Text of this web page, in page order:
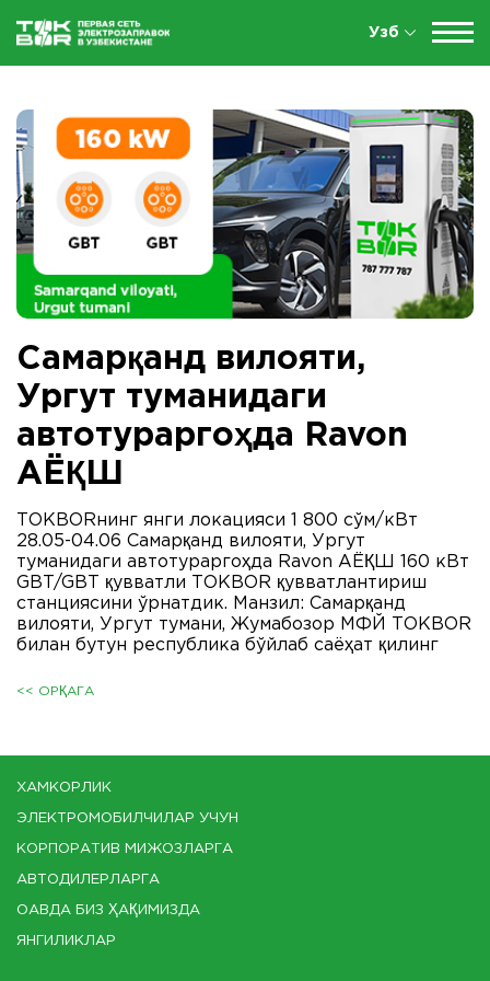
Узб
Самарқанд вилояти,
Ургут туманидаги
автотураргоҳда Ravon
AЁҚШ
ТОКBORнинг янги локацияси 1 800 сўм/кВт
28.05-04.06 Самарқанд вилояти, Ургут
туманидаги автотураргоҳда Ravon AЁҚШ 160 кВт
GBT/GBT қувватли ТОКBOR қувватлантириш
станциясини ўрнатдик. Манзил: Самарқанд
вилояти, Ургут тумани, Жумабозор МФЙ ТОКBOR
билан бутун республика бўйлаб саёҳат қилинг
<< ОРҚАГА
ХАМКОРЛИК
ЭЛЕКТРОМОБИЛЧИЛАР УЧУН
КОРПОРАТИВ МИЖОЗЛАРГА
АВТОДИЛЕРЛАРГА
ОАВДА БИЗ ҲАҚИМИЗДА
ЯНГИЛИКЛАР